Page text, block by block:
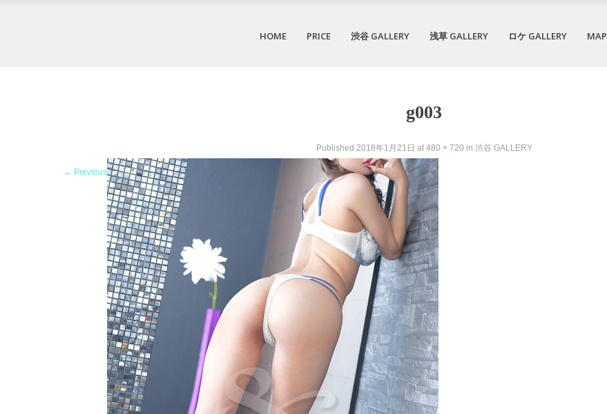
HOME PRICE 渋谷 GALLERY 浅草 GALLERY ロケ GALLERY MAP
g003
Published 2018年1月21日 at 480 × 720 in 渋谷 GALLERY
← Previous